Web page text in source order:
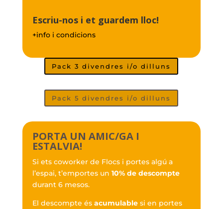
Escriu-nos i et guardem lloc!
+info i condicions
Pack 3 divendres i/o dilluns
Pack 5 divendres i/o dilluns
PORTA UN AMIC/GA I
ESTALVIA!
Si ets coworker de Flocs i portes algú a
l’espai, t’emportes un 10% de descompte
durant 6 mesos.
El descompte és acumulablesi en portes